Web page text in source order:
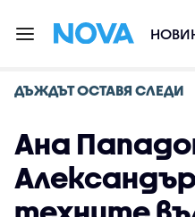
ДЪЖДЪТ ОСТАВЯ СЛЕДИ
Ана